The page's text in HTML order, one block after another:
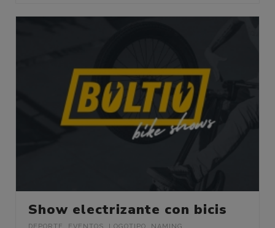
Show electrizante con bicis
DEPORTE EVENTOS LOGOTIPO NAMING